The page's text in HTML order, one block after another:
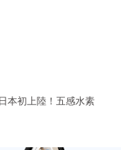
本初上陸！五感水素